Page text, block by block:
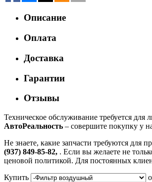
Описание
Оплата
Доставка
Гарантии
Отзывы
Техническое обслуживание требуется для
АвтоРеальность – совершите покупку у
Не знаете, какие запчасти требуются для
(937) 849-85-82, . Если вы желаете не
ценовой политикой. Для постоянных
Купить